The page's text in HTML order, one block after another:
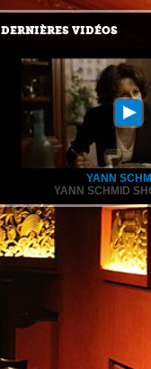
DERNIÈRES VIDÉOS
YANN
YANN SCHMID